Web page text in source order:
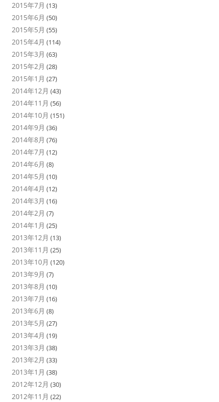
2015年7月 (13)
2015年6月 (50)
2015年5月 (55)
2015年4月 (114)
2015年3月 (63)
2015年2月 (28)
2015年1月 (27)
2014年12月 (43)
2014年11月 (56)
2014年10月 (151)
2014年9月 (36)
2014年8月 (76)
2014年7月 (12)
2014年6月 (8)
2014年5月 (10)
2014年4月 (12)
2014年3月 (16)
2014年2月 (7)
2014年1月 (25)
2013年12月 (13)
2013年11月 (25)
2013年10月 (120)
2013年9月 (7)
2013年8月 (10)
2013年7月 (16)
2013年6月 (8)
2013年5月 (27)
2013年4月 (19)
2013年3月 (38)
2013年2月 (33)
2013年1月 (38)
2012年12月 (30)
2012年11月 (22)